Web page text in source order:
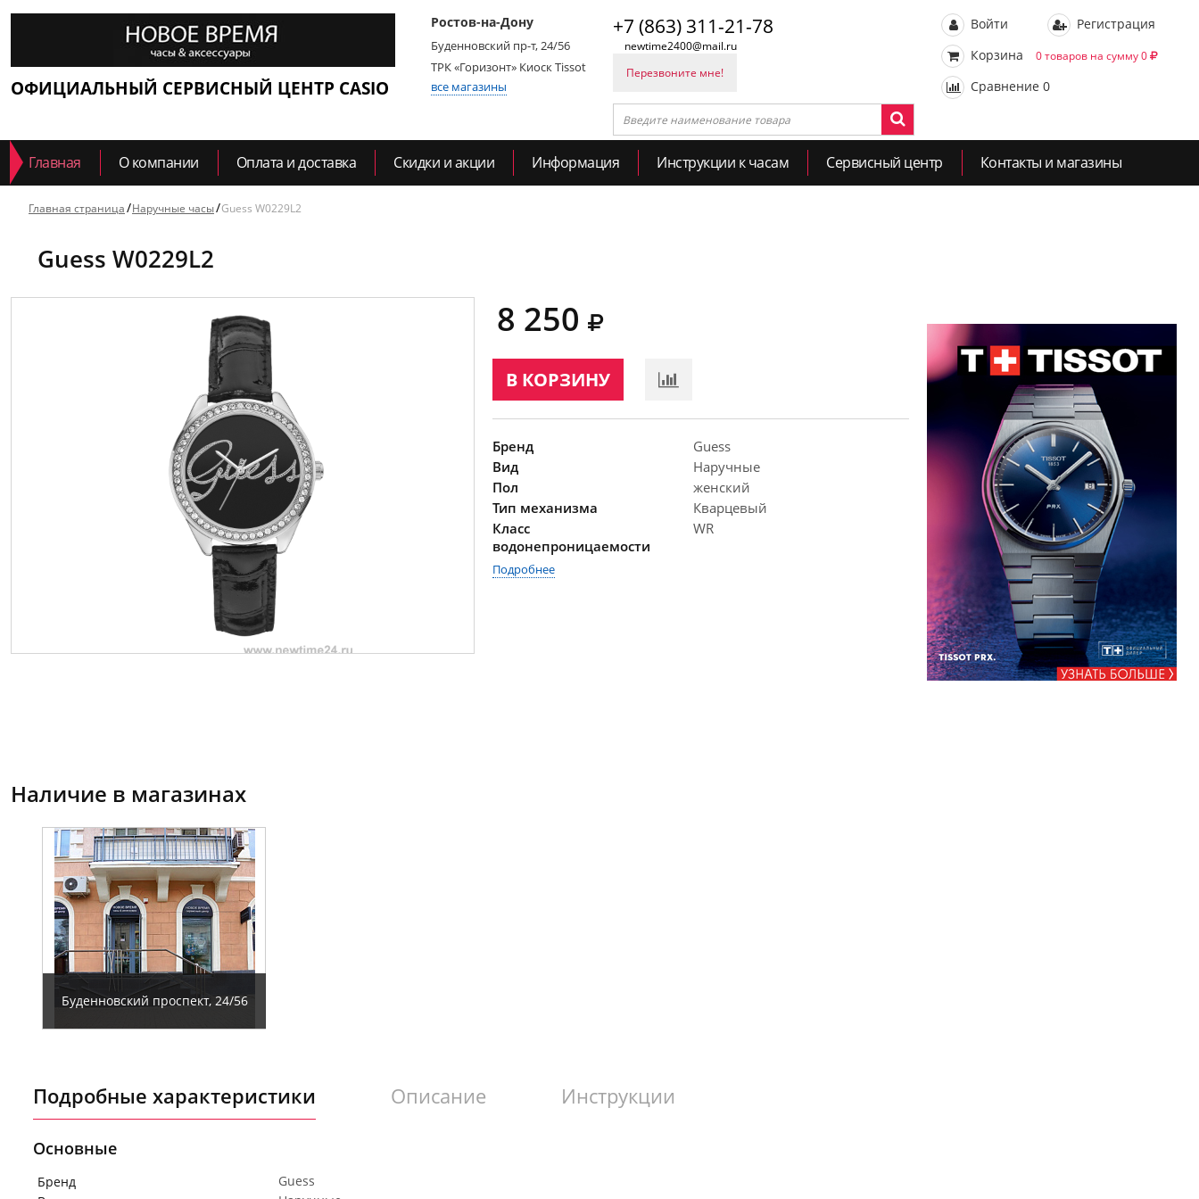
ОФИЦИАЛЬНЫЙ СЕРВИСНЫЙ ЦЕНТР CASIO
Ростов-на-Дону
Буденновский пр-т, 24/56
ТРК «Горизонт» Киоск Tissot
все магазины
+7 (863) 311-21-78
newtime2400@mail.ru
Перезвоните мне!
Войти
Регистрация
Корзина
0 товаров на сумму 0
Сравнение 0
Главная О компании Оплата и доставка Скидки и акции Информация Инструкции к часам Сервисный центр Контакты и магазины
Главная страница Наручные часы Guess W0229L2
Guess W0229L2
8 250
В КОРЗИНУ
Бренд
Guess
Вид
Наручные
Пол
женский
Тип механизма
Кварцевый
Класс
водонепроницаемости
WR
Подробнее
Наличие в магазинах
Буденновский проспект, 24/56
Подробные характеристики Описание Инструкции
Основные
Бренд
Guess